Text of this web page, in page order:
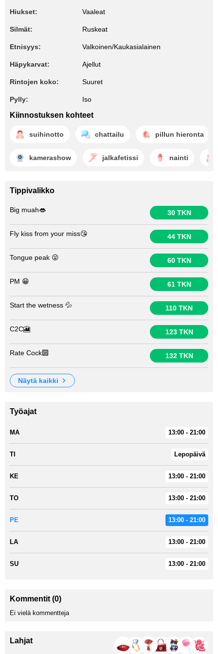
Hiukset: Vaaleat
Silmät: Ruskeat
Etnisyys: Valkoinen/Kaukasialainen
Häpykarvat: Ajellut
Rintojen koko: Suuret
Pylly: Iso
Kiinnostuksen kohteet
suihinotto chattailu pillun hieronta
kamerashow jalkafetissi nainti
Tippivalikko
Big muah👄 30 TKN
Fly kiss from your miss😘 44 TKN
Tongue peak 😜 60 TKN
PM 😁 61 TKN
Start the wetness 💦 110 TKN
C2C🎦 123 TKN
Rate Cock🔟 132 TKN
näytä kaikki
Työajat
MA 13:00 - 21:00
TI Lepopäivä
KE 13:00 - 21:00
TO 13:00 - 21:00
PE 13:00 - 21:00
LA 13:00 - 21:00
SU 13:00 - 21:00
Kommentit (0)
Ei vielä kommentteja
Lahjat